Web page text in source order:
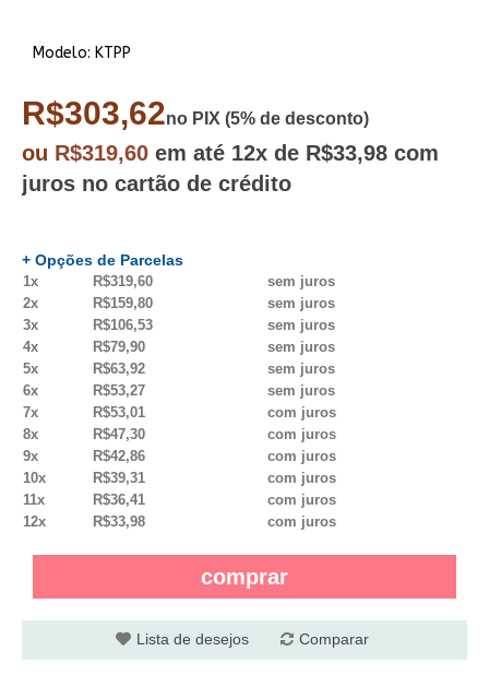
Modelo: KTPP
R$303,62no PIX (5% de desconto)
ou R$319,60 em até 12x de R$33,98 com
juros no cartão de crédito
+ Opções de Parcelas
1x R$319,60
sem juros
2x
R$159,80
sem juros
3x
R$106,53
sem juros
4x
R$79,90
sem juros
5x
R$63,92
sem juros
6x
R$53,27
sem juros
7x
R$53,01
com juros
8x
R$47,30
com juros
9x
R$42,86
com juros
10x
R$39,31
com juros
11x
R$36,41
com juros
12x
R$33,98 com juros
comprar
Lista de desejos Comparar